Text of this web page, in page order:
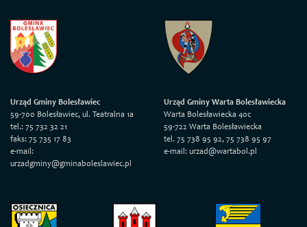
Urząd Gminy Bolesławiec
59-700 Bolesławiec, ul. Teatralna 1a
tel.: 75 732 32 21
faks: 75 735 17 83
e-mail:
urzadgminy@gminaboleslawiec.pl
Urząd Gminy Warta Bolesławiecka
Warta Bolesławiecka 40c
59-722 Warta Bolesławiecka
tel. 75 738 95 92, 75 738 95 97
e-mail: urzad@wartabol.pl